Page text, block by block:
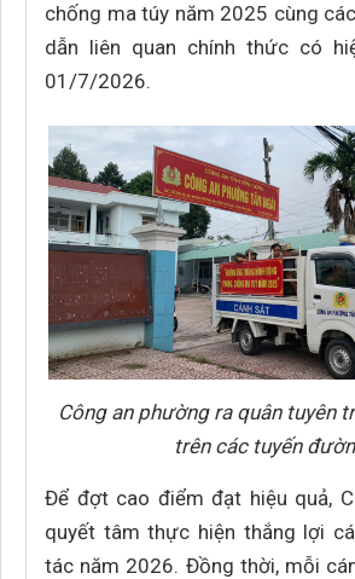
chống ma túy năm 2025 cùng
dẫn liên quan chính thức có
01/7/2026.
Công an phường ra quân tuyên
trên các tuyến
Để đợt cao điểm đạt hiệu quả,
quyết tâm thực hiện thắng lợi
tác năm 2026. Đồng thời, mỗi